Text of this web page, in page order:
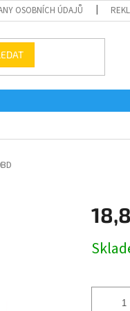
OSOBNÍCH ÚDAJŮ
cena: